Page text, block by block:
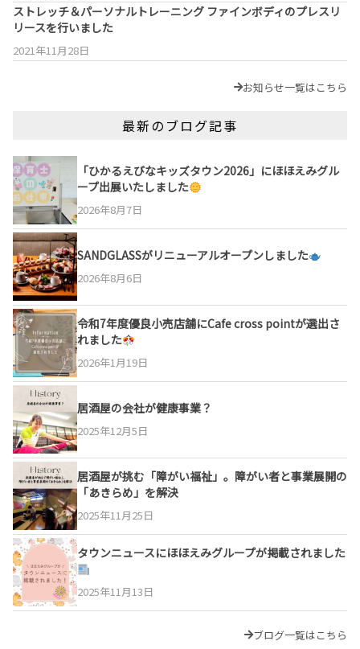
ストレッチ＆パーソナルトレーニング ファインボディのプレスリ
リースを行いました
2021年11月28日
お知らせ一覧はこちら
最新のブログ記事
「ひかるえびなキッズタウン2026」にほほえみグル
ープ出展いたしました
2026年8月7日
SANDGLASSがリニューアルオープンしました
2026年8月6日
令和7年度優良小売店舗にCafe cross pointが選出さ
れました
2026年1月19日
居酒屋の会社が健康事業？
2025年12月5日
居酒屋が挑む「障がい福祉」。障がい者と事業展開の
「あきらめ」を解決
2025年11月25日
タウンニュースにほほえみグループが掲載されました
2025年11月13日
ブログ一覧はこちら